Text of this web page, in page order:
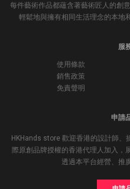
每件藝術作品都蘊含著藝術匠人的創
輕鬆地與擁有相同生活理念的本地
服
使用條款
銷售政策
免責聲明
申請
HKHands store 歡迎香港的設計師、
際原創品牌授權的香港代理人加入，
透過本平台經營、推